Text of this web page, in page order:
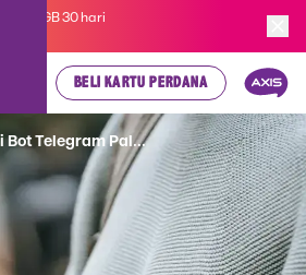
3GB 30 hari
BELI KARTU PERDANA
Bot Telegram Pal...